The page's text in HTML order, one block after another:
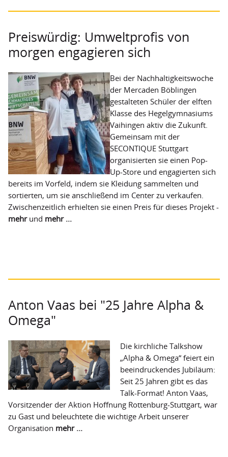
Projekte
Projektförderung ausgesetzt
Geförderte Projekte
Weitere Fördermöglichkeiten
Termine
Über uns
Grundverständnis
Mitgliedsverbände
FairWertung
Spendenkonto
Kooperationspartner
Preiswürdig: Umweltprofis von
morgen engagieren sich
Bei der Nachhaltigkeitswoche
der Mercaden Böblingen
gestalteten Schüler der elften
Klasse des Hegelgymnasiums
Vaihingen aktiv die Zukunft.
Gemeinsam mit der
SECONTIQUE Stuttgart
organisierten sie einen Pop-
Up-Store und engagierten sich
bereits im Vorfeld, indem sie Kleidung sammelten und
sortierten, um sie anschließend im Center zu verkaufen.
Zwischenzeitlich erhielten sie einen Preis für dieses Projekt -
mehrund mehr ...
Anton Vaas bei "25 Jahre Alpha &
Omega"
Die kirchliche Talkshow
„Alpha & Omega“ feiert ein
beeindruckendes Jubiläum:
Seit 25 Jahren gibt es das
Talk-Format! Anton Vaas,
Vorsitzender der Aktion Hoffnung Rottenburg-Stuttgart, war
zu Gast und beleuchtete die wichtige Arbeit unserer
Organisation mehr ...